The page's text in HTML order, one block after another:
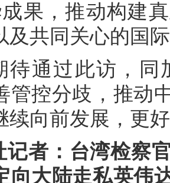
果，推动构建
及共同关心的国
待通过此访，同
管控分歧，推动
续向前发展，更
记者：台湾检察
向大陆走私英伟